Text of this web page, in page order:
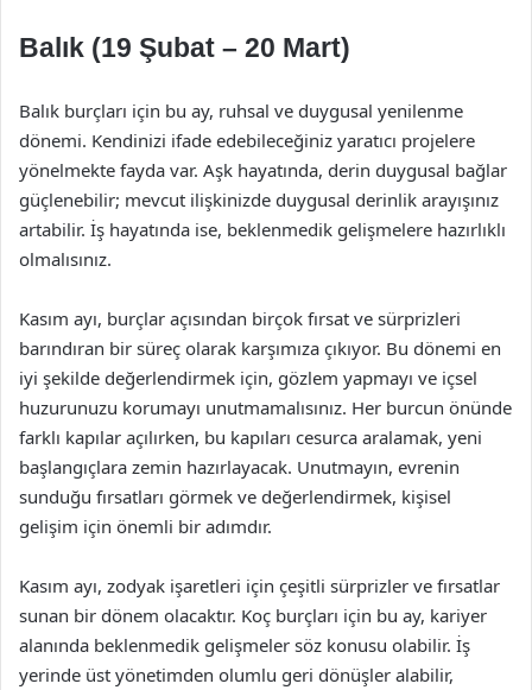
Balık (19 Şubat – 20 Mart)
Balık burçları için bu ay, ruhsal ve duygusal yenilenme
dönemi. Kendinizi ifade edebileceğiniz yaratıcı projelere
yönelmekte fayda var. Aşk hayatında, derin duygusal bağlar
güçlenebilir; mevcut ilişkinizde duygusal derinlik arayışınız
artabilir. İş hayatında ise, beklenmedik gelişmelere hazırlıklı
olmalısınız.
Kasım ayı, burçlar açısından birçok fırsat ve sürprizleri
barındıran bir süreç olarak karşımıza çıkıyor. Bu dönemi en
iyi şekilde değerlendirmek için, gözlem yapmayı ve içsel
huzurunuzu korumayı unutmamalısınız. Her burcun önünde
farklı kapılar açılırken, bu kapıları cesurca aralamak, yeni
başlangıçlara zemin hazırlayacak. Unutmayın, evrenin
sunduğu fırsatları görmek ve değerlendirmek, kişisel
gelişim için önemli bir adımdır.
Kasım ayı, zodyak işaretleri için çeşitli sürprizler ve fırsatlar
sunan bir dönem olacaktır. Koç burçları için bu ay, kariyer
alanında beklenmedik gelişmeler söz konusu olabilir. İş
yerinde üst yönetimden olumlu geri dönüşler alabilir,